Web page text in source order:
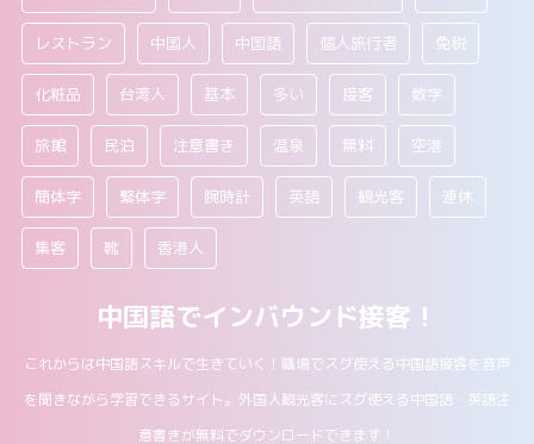
レストラン 中国人 中国語 個人旅行者 免税
化粧品 台湾人 基本 多い 接客 数字
旅館 民泊 注意書き 温泉 無料 空港
簡体字 繁体字 腕時計 英語 観光客 連休
集客 靴 香港人
中国語でインバウンド接客！
これからは中国語スキルで生きていく！職場でスグ使える中国語接客を音声
を聞きながら学習できるサイト。外国人観光客にスグ使える中国語・英語注
意書きが無料でダウンロードできます！